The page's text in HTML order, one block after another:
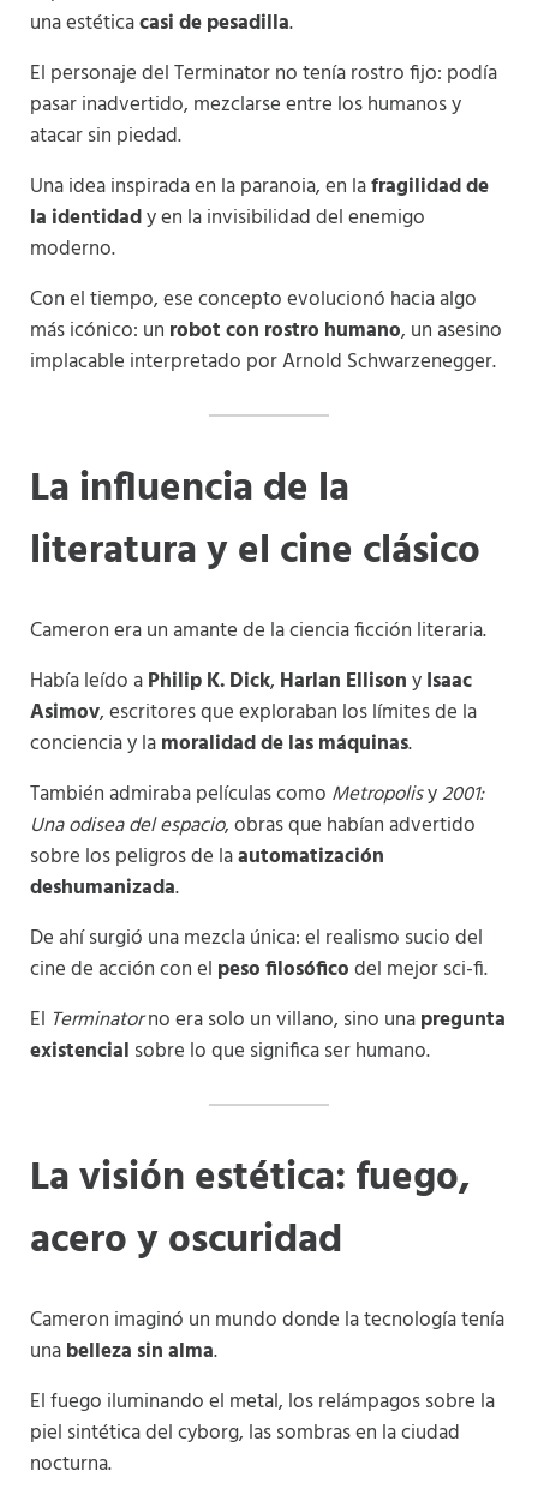
una estéticacasi de pesadilla.
El personaje del Terminator no tenía rostro fijo: podía
pasar inadvertido, mezclarse entre los humanos y
atacar sin piedad.
Una idea inspirada en la paranoia, en lafragilidad de
la identidady en la invisibilidad del enemigo
moderno.
Con el tiempo, ese concepto evolucionó hacia algo
más icónico: un robot con rostro humano, un asesino
implacable interpretado por Arnold Schwarzenegger.
La influencia de la
literatura y el cine clásico
Cameron era un amante de la ciencia ficción literaria.
Había leído aPhilip K. Dick, Harlan EllisonyIsaac
Asimov, escritores que exploraban los límites de la
conciencia y lamoralidad de las máquinas.
También admiraba películas como Metropolisy2001:
Una odisea del espacio, obras que habían advertido
sobre los peligros de laautomatización
deshumanizada.
De ahí surgió una mezcla única: el realismo sucio del
cine de acción con el peso filosóficodel mejor sci-fi.
El Terminatorno era solo un villano, sino unapregunta
existencial sobre lo que significa ser humano.
La visión estética: fuego,
acero y oscuridad
Cameron imaginó un mundo donde la tecnología tenía
unabelleza sin alma.
El fuego iluminando el metal, los relámpagos sobre la
piel sintética del cyborg, las sombras en la ciudad
nocturna.